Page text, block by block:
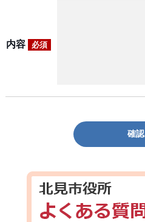
内容 必須
確認